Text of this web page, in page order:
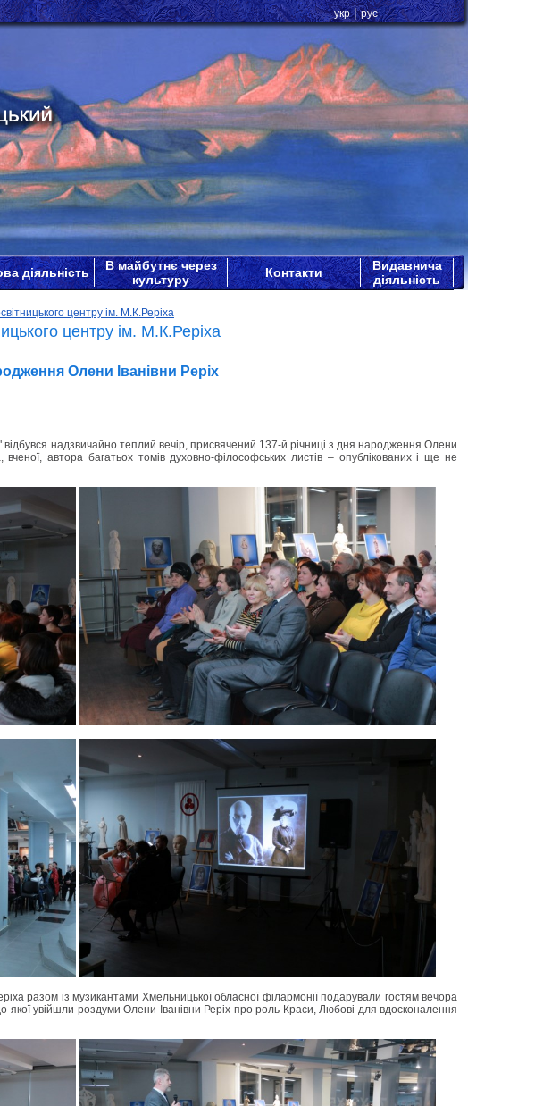
укр|рус
діяльність
В майбутнє через
культуру
Контакти
Видавнича
діяльність
центру ім. М.К.Реріха
центру ім. М.К.Реріха
Олени Іванівни Реріх
надзвичайно теплий вечір, присвячений 137-й річниці з дня народження Олени
автора багатьох томів духовно-філософських листів – опублікованих і ще не
разом із музикантами Хмельницької обласної філармонії подарували гостям вечора
якої увійшли роздуми Олени Іванівни Реріх про роль Краси, Любові для вдосконалення